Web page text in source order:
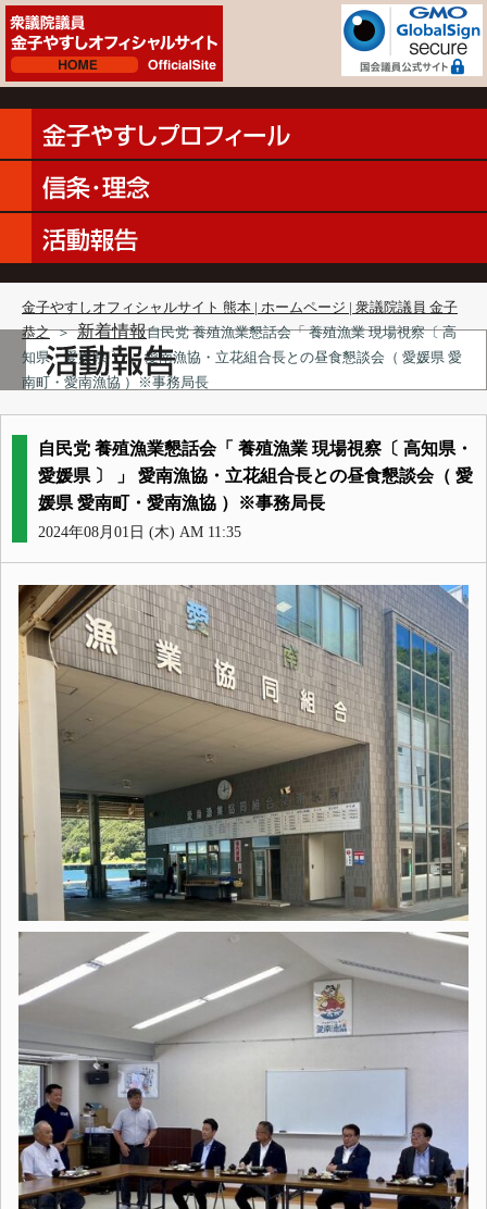
金子やすしオフィシャルサイト 熊本 | ホームページ | 衆議院議員 金子
恭之 ＞ 新着情報自民党 養殖漁業懇話会「 養殖漁業 現場視察〔 高
知県・愛媛県 〕 」 愛南漁協・立花組合長との昼食懇談会（ 愛媛県 愛
南町・愛南漁協 ）※事務局長
自民党 養殖漁業懇話会「 養殖漁業 現場視察〔 高知県・
愛媛県 〕 」 愛南漁協・立花組合長との昼食懇談会（ 愛
媛県 愛南町・愛南漁協 ）※事務局長
2024年08月01日 (木) AM 11:35